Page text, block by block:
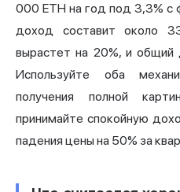
000 ETH на год под 3,3% с
доход составит около
вырастет на 20%, и общий
Используйте оба
получения полной
принимайте спокойную
падения цены на 50% за